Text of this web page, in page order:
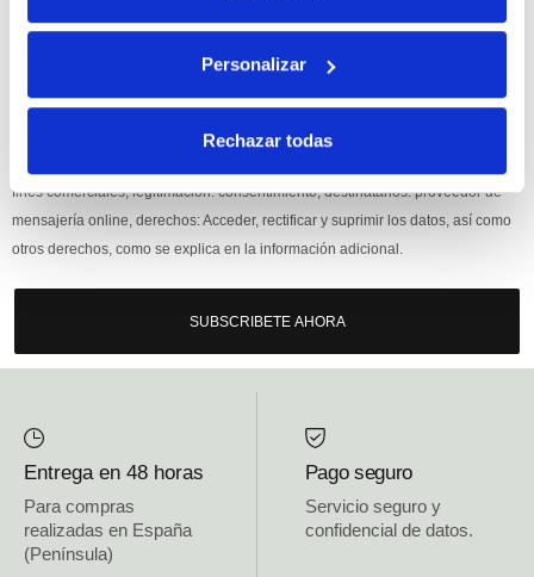
Personalizar
Rechazar todas
Si, he leído y acepto la política de protección de datos.
fines comerciales, legitimación: consentimiento, destinatarios: proveedor de
mensajería online, derechos: Acceder, rectificar y suprimir los datos, así como
otros derechos, como se explica en la información adicional.
SUBSCRIBETE AHORA
Entrega en 48 horas
Para compras
realizadas en España
(Península)
Pago seguro
Servicio seguro y
confidencial de datos.